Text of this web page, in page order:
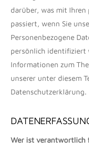
darüber, was mit Ihren
passiert, wenn Sie
Personenbezogene
persönlich identifiziert
Informationen zum
unserer unter diesem
Datenschutzerklärung.
Wer ist verantwortlich